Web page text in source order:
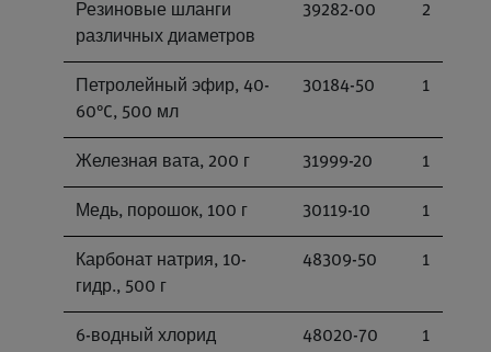
Резиновые шланги
различных диаметров
39282-00 2
Петролейный эфир, 40-
60°C, 500 мл
30184-50 1
Железная вата, 200 г 31999-20 1
Медь, порошок, 100 г 30119-10 1
Карбонат натрия, 10-
гидр., 500 г
48309-50 1
6-водный хлорид
48020-70 1